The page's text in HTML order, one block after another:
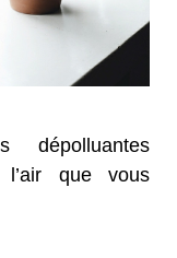
dépolluantes
que vous